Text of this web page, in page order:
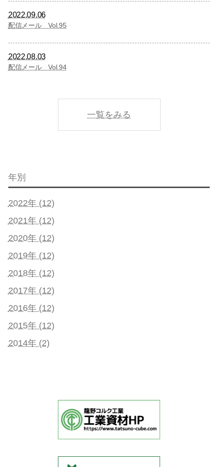
2022.09.06
配信メール Vol.95
2022.08.03
配信メール Vol.94
一覧をみる
年別
2022年 (12)
2021年 (12)
2020年 (12)
2019年 (12)
2018年 (12)
2017年 (12)
2016年 (12)
2015年 (12)
2014年 (2)